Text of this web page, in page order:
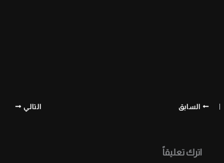
السابق التالي
اترك تعليقاً